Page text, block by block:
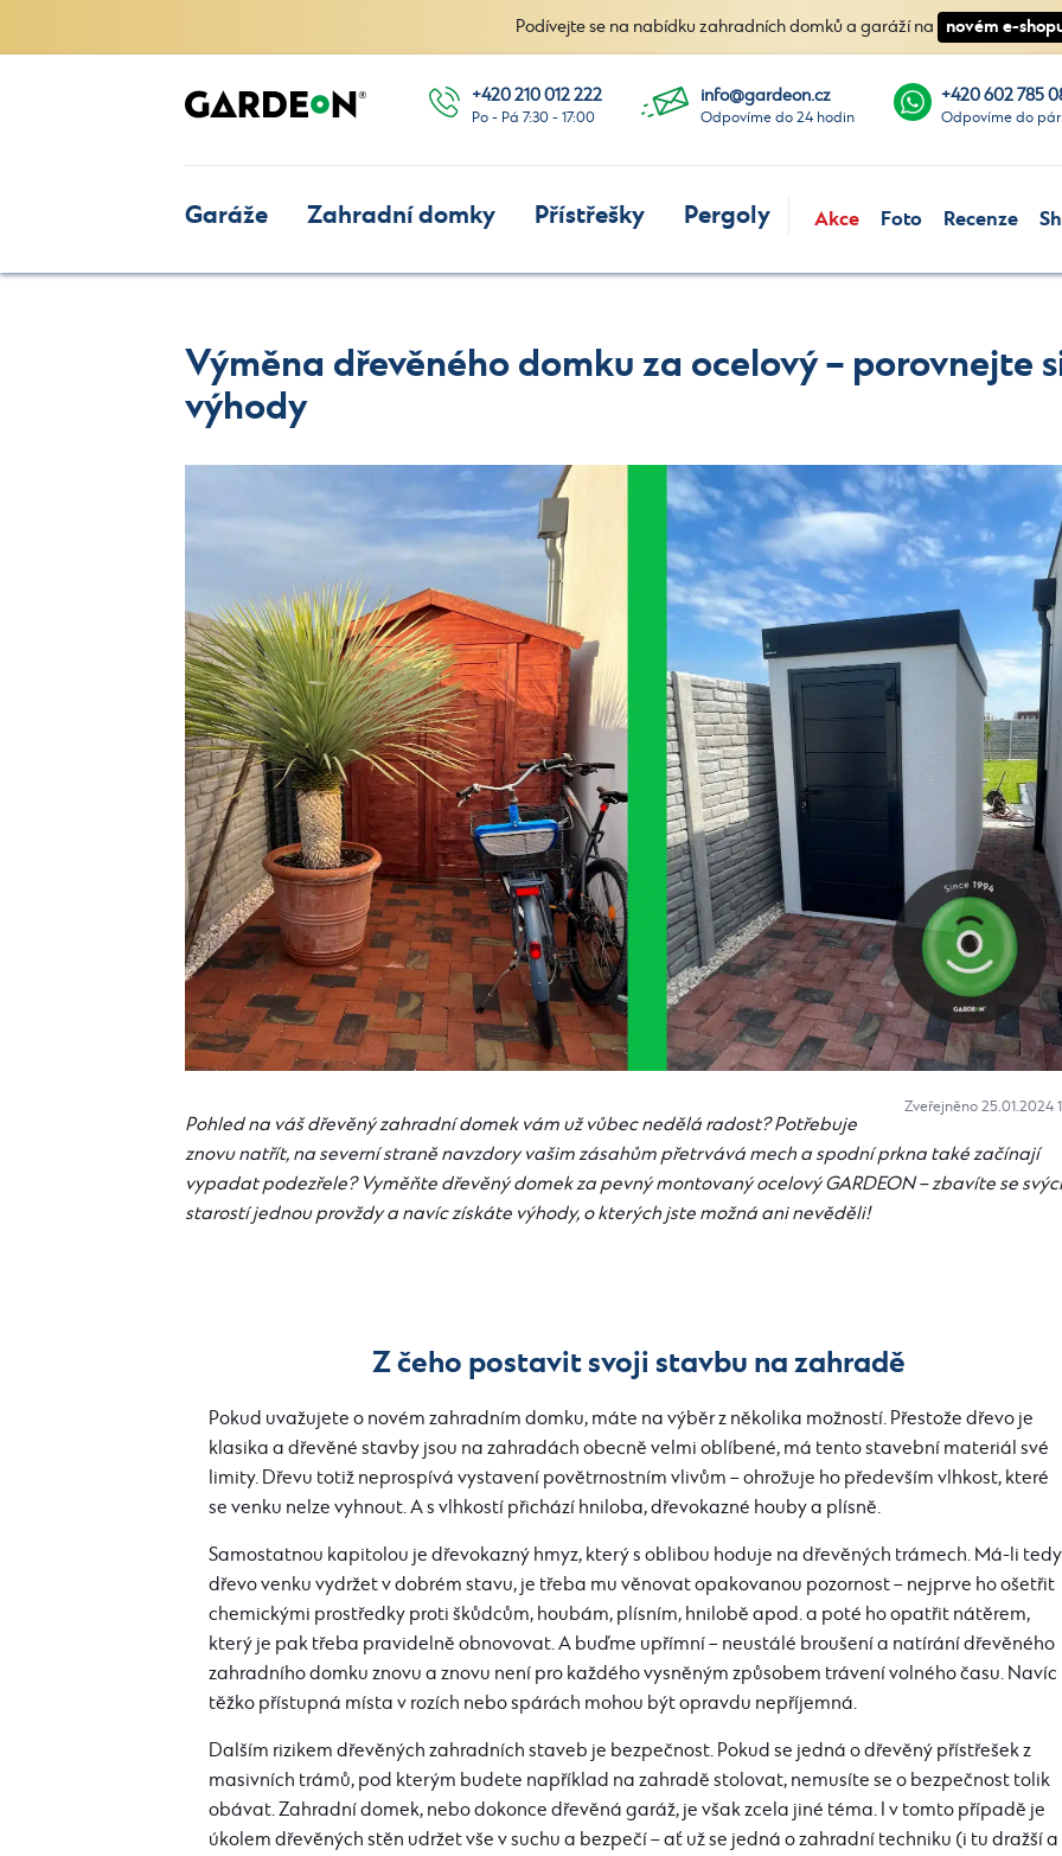
Podívejte se na nabídku zahradních domků a garáží na novém e-
+420 210 012 222
Po - Pá 7:30 - 17:00
info@gardeon.cz
Odpovíme do 24 hodin
+420 602 785
Odpovíme do
Garáže Zahradní domky Přístřešky Pergoly Akce Foto Recenze
Výměna dřevěného domku za ocelový – porovnejte
výhody
Zveřejněno 25.01.2024
Pohled na váš dřevěný zahradní domek vám už vůbec nedělá radost? Potřebuje
znovu natřít, na severní straně navzdory vašim zásahům přetrvává mech a spodní prkna také začínají
vypadat podezřele? Vyměňte dřevěný domek za pevný montovaný ocelový GARDEON – zbavíte se
starostí jednou provždy a navíc získáte výhody, o kterých jste možná ani nevěděli!
Z čeho postavit svoji stavbu na zahradě
Pokud uvažujete o novém zahradním domku, máte na výběr z několika možností. Přestože dřevo je
klasika a dřevěné stavby jsou na zahradách obecně velmi oblíbené, má tento stavební materiál své
limity. Dřevu totiž neprospívá vystavení povětrnostním vlivům – ohrožuje ho především vlhkost, které
se venku nelze vyhnout. A s vlhkostí přichází hniloba, dřevokazné houby a plísně.
Samostatnou kapitolou je dřevokazný hmyz, který s oblibou hoduje na dřevěných trámech. Má-li tedy
dřevo venku vydržet v dobrém stavu, je třeba mu věnovat opakovanou pozornost – nejprve ho ošetřit
chemickými prostředky proti škůdcům, houbám, plísním, hnilobě apod. a poté ho opatřit nátěrem,
který je pak třeba pravidelně obnovovat. A buďme upřímní – neustálé broušení a natírání dřevěného
zahradního domku znovu a znovu není pro každého vysněným způsobem trávení volného času. Navíc
těžko přístupná místa v rozích nebo spárách mohou být opravdu nepříjemná.
Dalším rizikem dřevěných zahradních staveb je bezpečnost. Pokud se jedná o dřevěný přístřešek z
masivních trámů, pod kterým budete například na zahradě stolovat, nemusíte se o bezpečnost tolik
obávat. Zahradní domek, nebo dokonce dřevěná garáž, je však zcela jiné téma. I v tomto případě je
úkolem dřevěných stěn udržet vše v suchu a bezpečí – ať už se jedná o zahradní techniku (i tu dražší a